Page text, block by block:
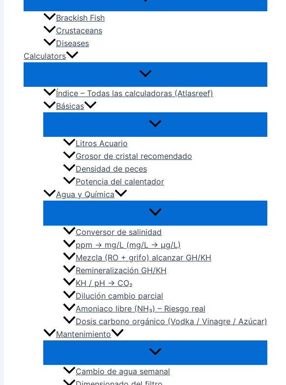
Brackish Fish
Crustaceans
Diseases
Calculators
Índice – Todas las calculadoras (Atlasreef)
Básicas
Litros Acuario
Grosor de cristal recomendado
Densidad de peces
Potencia del calentador
Agua y Química
Conversor de salinidad
ppm → mg/L (mg/L → µg/L)
Mezcla (RO + grifo) alcanzar GH/KH
Remineralización GH/KH
KH / pH → CO₂
Dilución cambio parcial
Amoniaco libre (NH₃) – Riesgo real
Dosis carbono orgánico (Vodka / Vinagre / Azúcar)
Mantenimiento
Cambio de agua semanal